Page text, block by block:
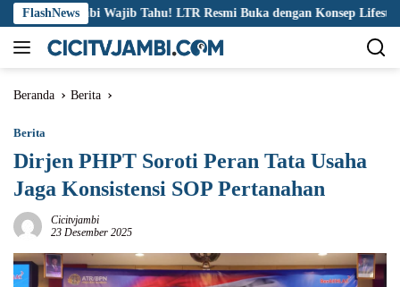
Langsung
ke
konten
FlashNews
Jambi Wajib Tahu! LTR Resmi Buka dengan Konsep Lifestyle
Beranda Berita
Berita
Dirjen PHPT Soroti Peran Tata Usaha
Jaga Konsistensi SOP Pertanahan
Cicitvjambi
23 Desember 2025